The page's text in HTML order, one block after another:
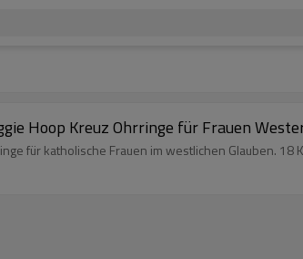
Hoop Kreuz Ohrringe für Frauen
für katholische Frauen im westlichen Glauben. 18